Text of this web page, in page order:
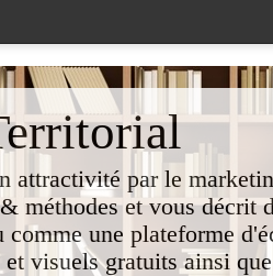
attractivité par le
méthodes et vous décrit
une plateforme
visuels gratuits ainsi